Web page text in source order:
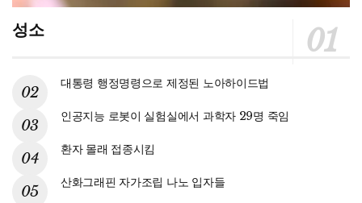
성소
대통령 행정명령으로 제정된 노아하이드법
인공지능 로봇이 실험실에서 과학자 29명 죽임
환자 몰래 접종시킴
산화그래핀 자가조립 나노 입자들